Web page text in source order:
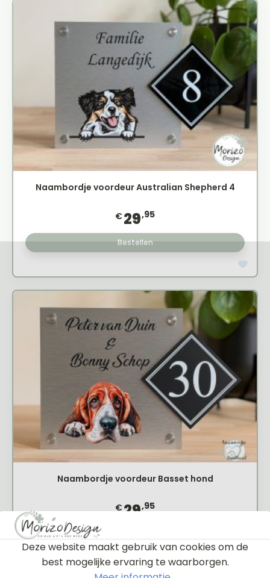
Naambordje voordeur Australian Shepherd 4
€29,95
Bestellen
Naambordje voordeur Basset hond
€29,95
Deze website maakt gebruik van cookies om de
best mogelijke ervaring te waarborgen.